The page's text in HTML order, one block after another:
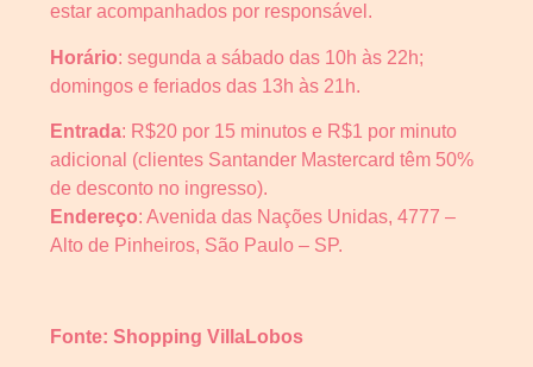
estar acompanhados por responsável.
Horário: segunda a sábado das 10h às 22h;
domingos e feriados das 13h às 21h.
Entrada: R$20 por 15 minutos e R$1 por minuto
adicional (clientes Santander Mastercard têm 50%
de desconto no ingresso).
Endereço: Avenida das Nações Unidas, 4777 –
Alto de Pinheiros, São Paulo – SP.
Fonte: Shopping VillaLobos